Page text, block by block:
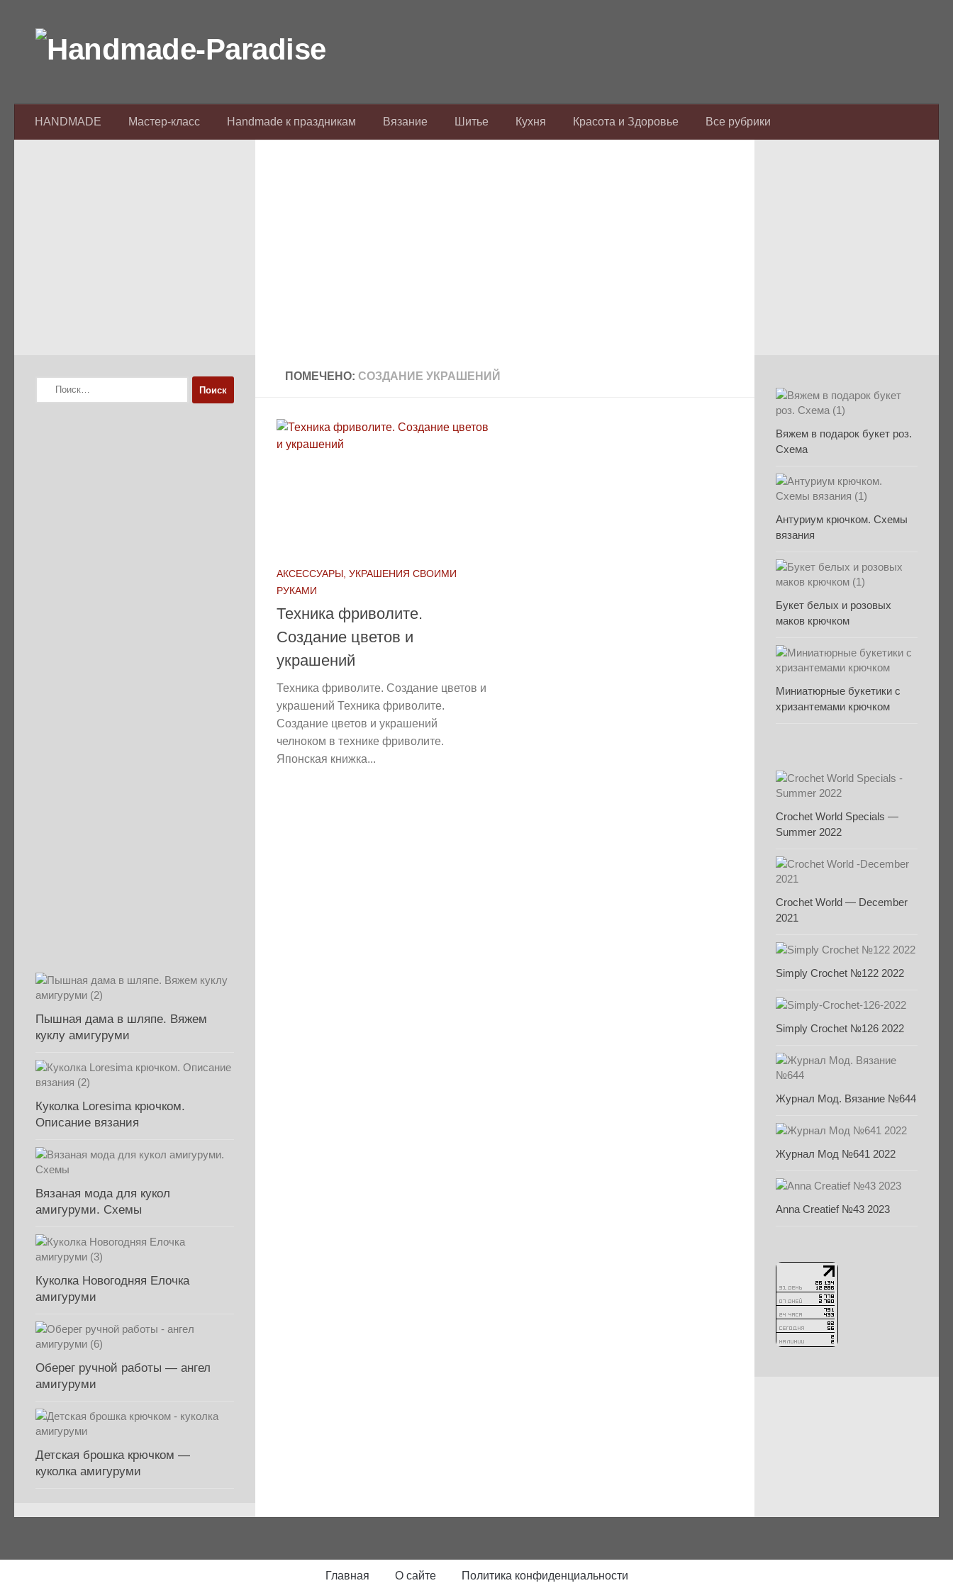
HANDMADE Мастер-класс Handmade к праздникам Вязание Шитье Кухня Красота и Здоровье Все рубрики
ПОМЕЧЕНО: СОЗДАНИЕ УКРАШЕНИЙ
АКСЕССУАРЫ, УКРАШЕНИЯ СВОИМИ
РУКАМИ
Техника фриволите.
Создание цветов и
украшений
Техника фриволите. Создание цветов и
украшений Техника фриволите.
Создание цветов и украшений
челноком в технике фриволите.
Японская книжка...
Найти:
Пышная дама в шляпе. Вяжем
куклу амигуруми
Куколка Loresima крючком.
Описание вязания
Вязаная мода для кукол
амигуруми. Схемы
Куколка Новогодняя Елочка
амигуруми
Оберег ручной работы — ангел
амигуруми
Детская брошка крючком —
куколка амигуруми
Вяжем в подарок букет роз.
Схема
Антуриум крючком. Схемы
вязания
Букет белых и розовых
маков крючком
Миниатюрные букетики с
хризантемами крючком
Crochet World Specials —
Summer 2022
Crochet World — December
2021
Simply Crochet №122 2022
Simply Crochet №126 2022
Журнал Мод. Вязание №644
Журнал Мод №641 2022
Anna Creatief №43 2023
Главная О сайте Политика конфиденциальности